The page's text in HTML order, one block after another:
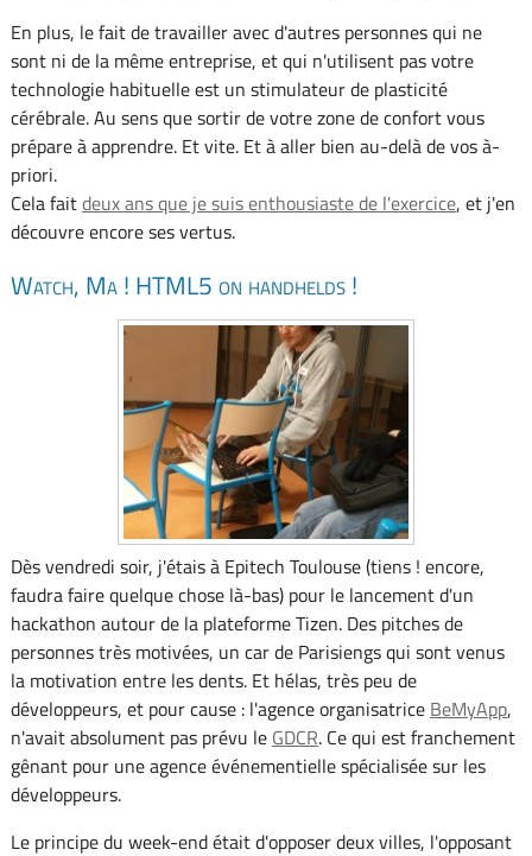
En plus, le fait de travailler avec d'autres personnes qui ne
sont ni de la même entreprise, et qui n'utilisent pas votre
technologie habituelle est un stimulateur de plasticité
cérébrale. Au sens que sortir de votre zone de confort vous
prépare à apprendre. Et vite. Et à aller bien au-delà de vos à-
priori.
Cela faitdeux ans que je suis enthousiaste de l'exercice, et j'en
découvre encore ses vertus.
Watch, Ma ! HTML5 on handhelds !
Dès vendredi soir, j'étais à Epitech Toulouse (tiens ! encore,
faudra faire quelque chose là-bas) pour le lancement d'un
hackathon autour de la plateforme Tizen. Des pitches de
personnes très motivées, un car de Parisiengs qui sont venus
la motivation entre les dents. Et hélas, très peu de
développeurs, et pour cause : l'agence organisatrice BeMyApp,
n'avait absolument pas prévu le GDCR. Ce qui est franchement
gênant pour une agence événementielle spécialisée sur les
développeurs.
Le principe du week-end était d'opposer deux villes, l'opposant